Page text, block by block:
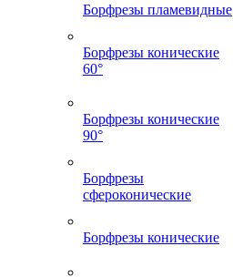
Борфрезы пламевидные
Борфрезы конические
60°
Борфрезы конические
90°
Борфрезы
сфероконические
Борфрезы конические